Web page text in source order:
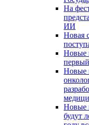
На
ИИ
Новая
Новые
Новые
Новые
будут